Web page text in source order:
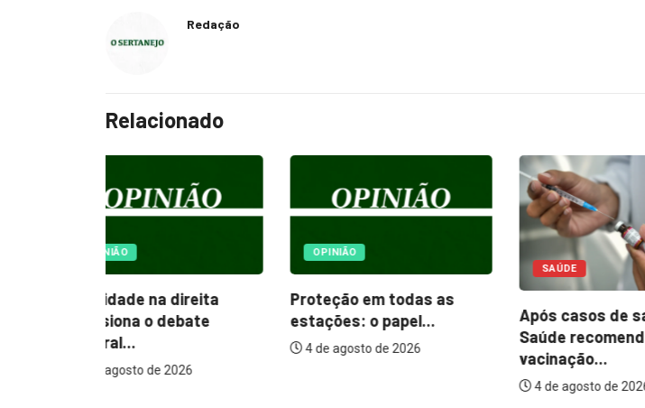
Redação
Relacionado
OPINIÃO
Proteção em todas as
estações: o papel...
4 de agosto de 2026
Após casos de sarampo,
Saúde recomenda
vacinação...
OPINIÃO
impulsiona
eleitoral...